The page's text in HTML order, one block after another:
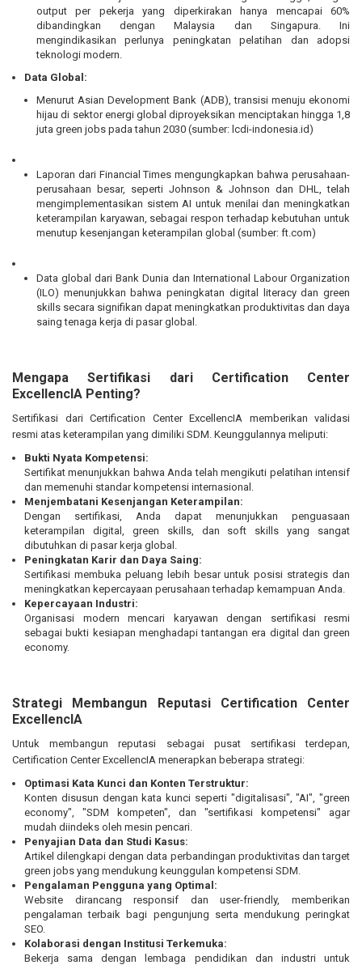
output per pekerja yang diperkirakan hanya mencapai 60%
dibandingkan dengan Malaysia dan Singapura. Ini
mengindikasikan perlunya peningkatan pelatihan dan adopsi
teknologi modern.
Data Global:
Menurut Asian Development Bank (ADB), transisi menuju ekonomi
hijau di sektor energi global diproyeksikan menciptakan hingga 1,8
juta green jobs pada tahun 2030 (sumber: lcdi-indonesia.id)
Laporan dari Financial Times mengungkapkan bahwa perusahaan-
perusahaan besar, seperti Johnson & Johnson dan DHL, telah
mengimplementasikan sistem AI untuk menilai dan meningkatkan
keterampilan karyawan, sebagai respon terhadap kebutuhan untuk
menutup kesenjangan keterampilan global (sumber: ft.com)
Data global dari Bank Dunia dan International Labour Organization
(ILO) menunjukkan bahwa peningkatan digital literacy dan green
skills secara signifikan dapat meningkatkan produktivitas dan daya
saing tenaga kerja di pasar global.
Mengapa Sertifikasi dari Certification Center
ExcellencIA Penting?
Sertifikasi dari Certification Center ExcellencIA memberikan validasi
resmi atas keterampilan yang dimiliki SDM. Keunggulannya meliputi:
Bukti Nyata Kompetensi:
Sertifikat menunjukkan bahwa Anda telah mengikuti pelatihan intensif
dan memenuhi standar kompetensi internasional.
Menjembatani Kesenjangan Keterampilan:
Dengan sertifikasi, Anda dapat menunjukkan penguasaan
keterampilan digital, green skills, dan soft skills yang sangat
dibutuhkan di pasar kerja global.
Peningkatan Karir dan Daya Saing:
Sertifikasi membuka peluang lebih besar untuk posisi strategis dan
meningkatkan kepercayaan perusahaan terhadap kemampuan Anda.
Kepercayaan Industri:
Organisasi modern mencari karyawan dengan sertifikasi resmi
sebagai bukti kesiapan menghadapi tantangan era digital dan green
economy.
Strategi Membangun Reputasi Certification Center
ExcellencIA
Untuk membangun reputasi sebagai pusat sertifikasi terdepan,
Certification Center ExcellencIA menerapkan beberapa strategi:
Optimasi Kata Kunci dan Konten Terstruktur:
Konten disusun dengan kata kunci seperti "digitalisasi", "AI", "green
economy", "SDM kompeten", dan "sertifikasi kompetensi" agar
mudah diindeks oleh mesin pencari.
Penyajian Data dan Studi Kasus:
Artikel dilengkapi dengan data perbandingan produktivitas dan target
green jobs yang mendukung keunggulan kompetensi SDM.
Pengalaman Pengguna yang Optimal:
Website dirancang responsif dan user-friendly, memberikan
pengalaman terbaik bagi pengunjung serta mendukung peringkat
SEO.
Kolaborasi dengan Institusi Terkemuka:
Bekerja sama dengan lembaga pendidikan dan industri untuk